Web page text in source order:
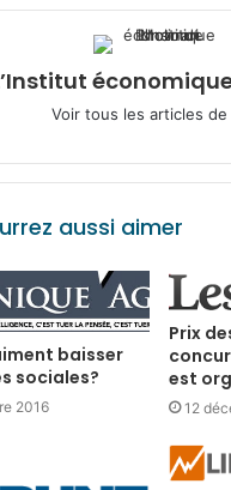
Voir tous les articles de
aussi aimer
baisser
sociales?
2016
Prix
est
12